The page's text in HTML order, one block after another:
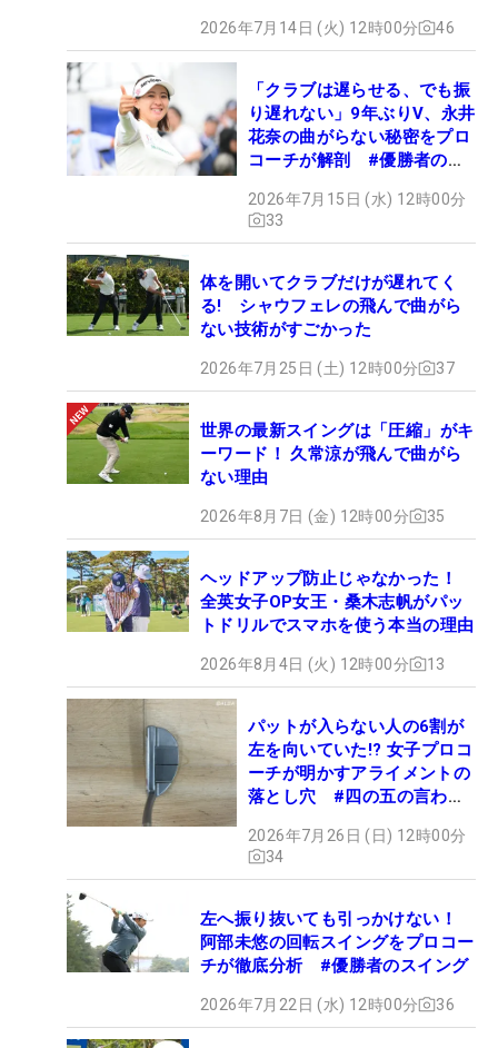
2026年7月14日 (火) 12時00分 46
「クラブは遅らせる、でも振
り遅れない」9年ぶりV、永井
花奈の曲がらない秘密をプロ
コーチが解剖 #優勝者のス
2026年7月15日 (水) 12時00分
33
体を開いてクラブだけが遅れてく
る! シャウフェレの飛んで曲がら
ない技術がすごかった
2026年7月25日 (土) 12時00分 37
世界の最新スイングは「圧縮」がキ
ーワード！ 久常涼が飛んで曲がら
ない理由
2026年8月7日 (金) 12時00分 35
ヘッドアップ防止じゃなかった！
全英女子OP女王・桑木志帆がパッ
トドリルでスマホを使う本当の理由
2026年8月4日 (火) 12時00分 13
パットが入らない人の6割が
左を向いていた!? 女子プロコ
ーチが明かすアライメントの
落とし穴 #四の五の言わず
2026年7月26日 (日) 12時00分
34
左へ振り抜いても引っかけない！
阿部未悠の回転スイングをプロコー
チが徹底分析 #優勝者のスイング
2026年7月22日 (水) 12時00分 36